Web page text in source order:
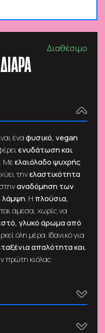
Διαθέσιμο
έναφυσικό, vegan
ενυδάτωση και
Μεελαιόλαδο ψυχρής
τηνελαστικότητα
αναδόμηση των
λάμψη. Η πλούσια,
άμεσα, χωρίς να
γλυκό άρωμα από
όλη μέρα. Ιδανικό για
απαλότητα και
πρώτη κιόλας